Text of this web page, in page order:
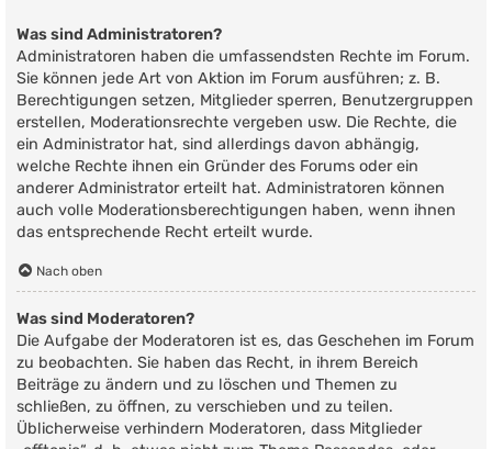
Was sind Administratoren?
Administratoren haben die umfassendsten Rechte im Forum.
Sie können jede Art von Aktion im Forum ausführen; z. B.
Berechtigungen setzen, Mitglieder sperren, Benutzergruppen
erstellen, Moderationsrechte vergeben usw. Die Rechte, die
ein Administrator hat, sind allerdings davon abhängig,
welche Rechte ihnen ein Gründer des Forums oder ein
anderer Administrator erteilt hat. Administratoren können
auch volle Moderationsberechtigungen haben, wenn ihnen
das entsprechende Recht erteilt wurde.
Nach oben
Was sind Moderatoren?
Die Aufgabe der Moderatoren ist es, das Geschehen im Forum
zu beobachten. Sie haben das Recht, in ihrem Bereich
Beiträge zu ändern und zu löschen und Themen zu
schließen, zu öffnen, zu verschieben und zu teilen.
Üblicherweise verhindern Moderatoren, dass Mitglieder